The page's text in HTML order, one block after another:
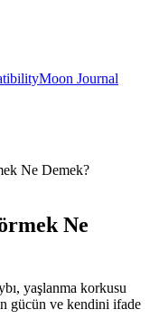
Moon Journal
Ne Demek?
Ne
yaşlanma korkusu
gücün ve kendini ifade